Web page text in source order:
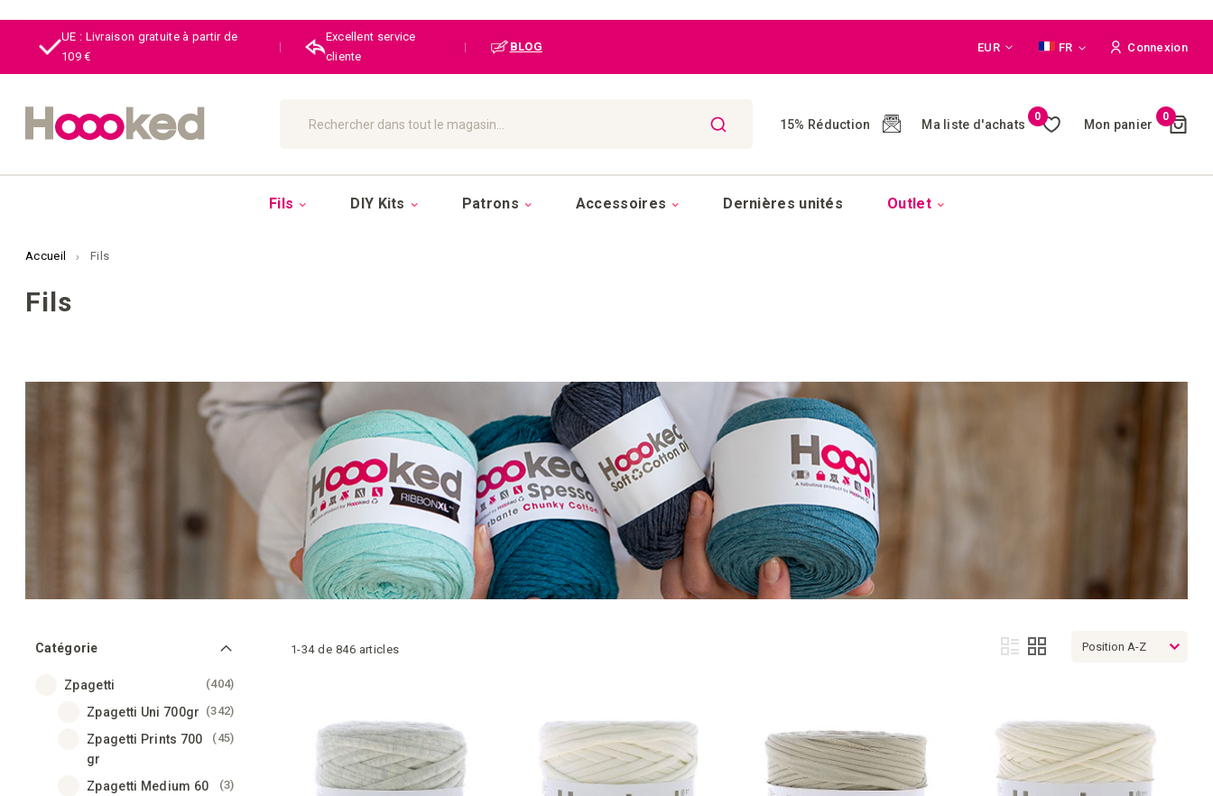
UE : Livraison gratuite à partir de
109 €
|
Excellent service
cliente
| BLOG Monnaie
EUR Langue
FR Connexion
Chercher 15% Réduction Ma liste d'achats
0
Mon panier
0Cart
()
Fils DIY Kits Patrons Accessoires Dernières unités Outlet
Accueil Fils
Fils
Catégorie
Zpagetti 404articles
Zpagetti Uni 700gr 342articles
Zpagetti Prints 700
gr
45articles
Zpagetti Medium 60
3articles
Grille
Liste
1-34 de 846 articles